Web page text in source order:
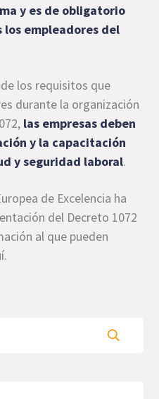
y es de obligatorio
empleadores del
los requisitos que
durante la organización
las empresas deben
y la capacitación
y seguridad laboral.
de Excelencia ha
del Decreto 1072
al que pueden